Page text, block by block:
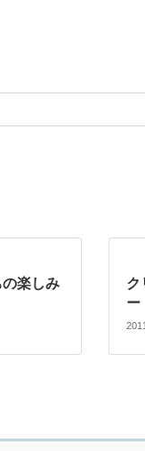
楽しみ
ク
ー